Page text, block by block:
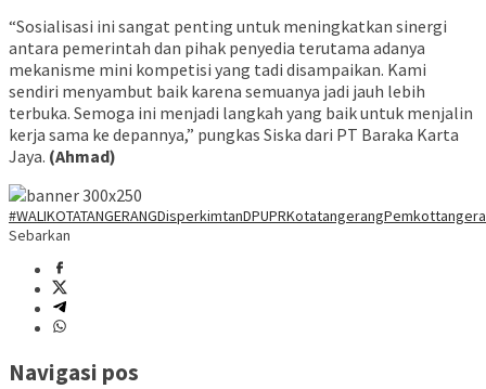
“Sosialisasi ini sangat penting untuk meningkatkan sinergi
antara pemerintah dan pihak penyedia terutama adanya
mekanisme mini kompetisi yang tadi disampaikan. Kami
sendiri menyambut baik karena semuanya jadi jauh lebih
terbuka. Semoga ini menjadi langkah yang baik untuk menjalin
kerja sama ke depannya,” pungkas Siska dari PT Baraka Karta
Jaya. (Ahmad)
#WALIKOTATANGERANGDisperkimtanDPUPRKotatangerang
Sebarkan
Navigasi pos